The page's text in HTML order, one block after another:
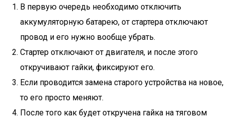
В первую очередь необходимо отключить
аккумуляторную батарею, от стартера отключают
провод и его нужно вообще убрать.
Стартер отключают от двигателя, и после этого
откручивают гайки, фиксируют его.
Если проводится замена старого устройства на новое,
то его просто меняют.
После того как будет откручена гайка на тяговом